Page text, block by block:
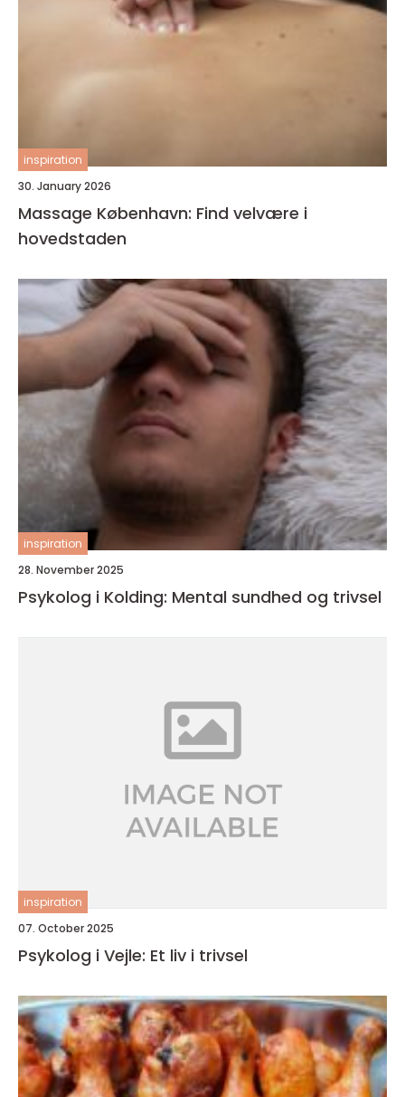
inspiration
30. January 2026
Massage København: Find velvære i
hovedstaden
inspiration
28. November 2025
Psykolog i Kolding: Mental sundhed og trivsel
inspiration
07. October 2025
Psykolog i Vejle: Et liv i trivsel